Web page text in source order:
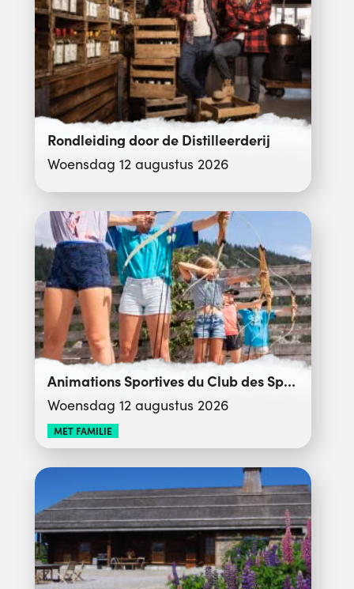
Rondleiding door de Distilleerderij
Woensdag 12 augustus 2026
Animations Sportives du Club des Sports
Woensdag 12 augustus 2026
MET FAMILIE